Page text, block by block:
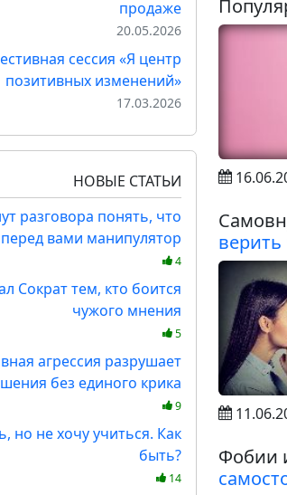
продаже
20.05.2026
сессия «Я центр
позитивных изменений»
17.03.2026
НОВЫЕ СТАТЬИ
разговора понять, что
перед вами манипулятор
4
Сократ тем, кто боится
чужого мнения
5
агрессия разрушает
без единого крика
9
но не хочу учиться. Как
быть?
14
Фобии